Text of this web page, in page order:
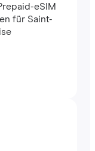
eSIM
für Saint-